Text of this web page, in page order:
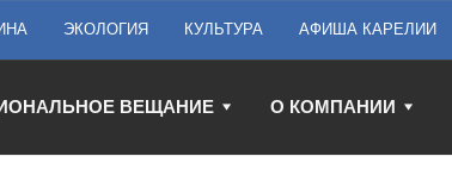
ЭКОЛОГИЯ КУЛЬТУРА АФИША КАРЕЛИИ
ВЕЩАНИЕ О КОМПАНИИ